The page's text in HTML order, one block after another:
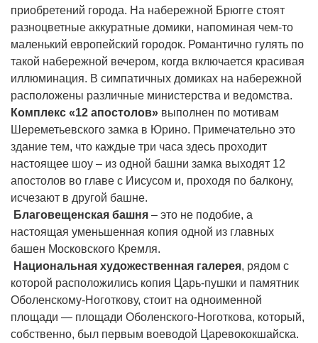
приобретений города. На набережной Брюгге стоят
разноцветные аккуратные домики, напоминая чем-то
маленький европейский городок. Романтично гулять по
такой набережной вечером, когда включается красивая
иллюминация. В симпатичных домиках на набережной
расположены различные министерства и ведомства.
Комплекс «12 апостолов» выполнен по мотивам
Шереметьевского замка в Юрино. Примечательно это
здание тем, что каждые три часа здесь проходит
настоящее шоу – из одной башни замка выходят 12
апостолов во главе с Иисусом и, проходя по балкону,
исчезают в другой башне.
Благовещенская башня – это не подобие, а
настоящая уменьшенная копия одной из главных
башен Московского Кремля.
Национальная художественная галерея, рядом с
которой расположились копия Царь-пушки и памятник
Оболенскому-Ноготкову, стоит на одноименной
площади — площади Оболенского-Ноготкова, который,
собственно, был первым воеводой Царевококшайска.